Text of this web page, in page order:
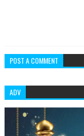
POST A COMMENT
ADV